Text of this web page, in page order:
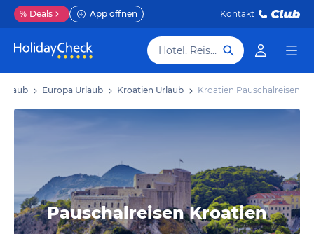
% Deals App öffnen Kontakt
Hotel, Reiseziel
Urlaub Europa Urlaub Kroatien Urlaub Kroatien Pauschalreisen
Pauschalreisen Kroatien